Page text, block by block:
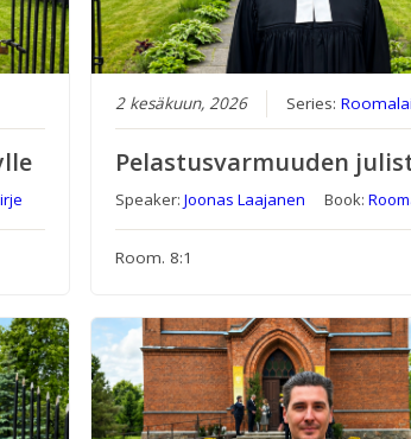
2 kesäkuun, 2026 Series:
Pelastusvarmuuden
Speaker:Joonas Laajanen Book:
Room. 8:1